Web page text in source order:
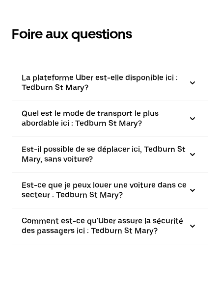
Foire aux questions
La plateforme Uber est-elle disponible ici :
Tedburn St Mary?
Quel est le mode de transport le plus
abordable ici : Tedburn St Mary?
Est-il possible de se déplacer ici, Tedburn St
Mary, sans voiture?
Est-ce que je peux louer une voiture dans ce
secteur : Tedburn St Mary?
Comment est-ce qu'Uber assure la sécurité
des passagers ici : Tedburn St Mary?